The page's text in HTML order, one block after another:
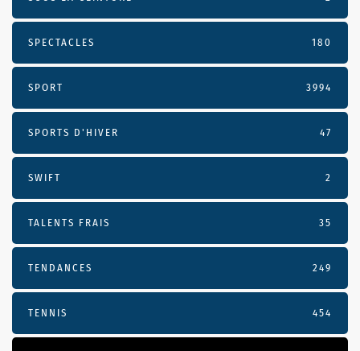
SPECTACLES 180
SPORT 3994
SPORTS D'HIVER 47
SWIFT 2
TALENTS FRAIS 35
TENDANCES 249
TENNIS 454